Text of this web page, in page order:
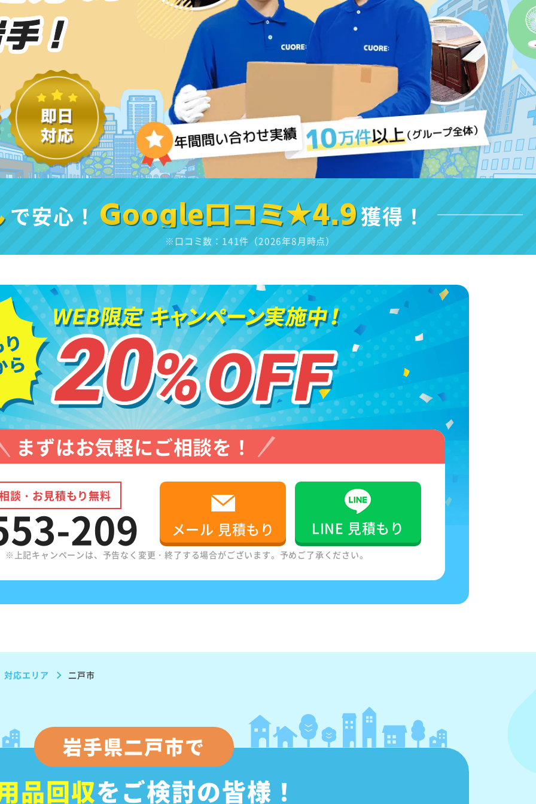
！
で安心！ Google口コミ★4.9獲得！
※口コミ数：141件（2026年8月時点）
まずはお気軽にご相談を！
談・お見積もり無料
209 メール 見積もり LINE 見積もり
※上記キャンペーンは、予告なく変更・終了する場合がございます。予めご了承ください。
対応エリア 二戸市
岩手県二戸市で
品回収をご検討の皆様！